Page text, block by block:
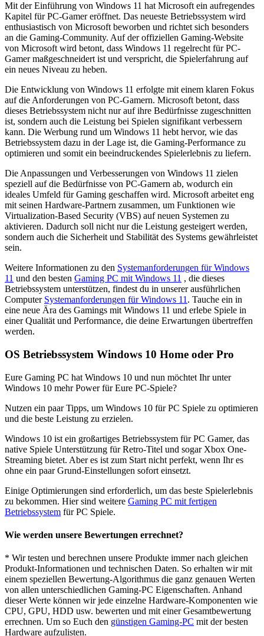
Mit der Einführung von Windows 11 hat Microsoft ein aufregendes
Kapitel für PC-Gamer eröffnet. Das neueste Betriebssystem wird
enthusiastisch von Microsoft beworben und richtet sich besonders
an die Gaming-Community. Auf der offiziellen Gaming-Website
von Microsoft wird betont, dass Windows 11 regelrecht für PC-
Gamer maßgeschneidert ist und verspricht, die Spielerfahrung auf
ein neues Niveau zu heben.
Die Entwicklung von Windows 11 erfolgte mit einem klaren Fokus
auf die Anforderungen von PC-Gamern. Microsoft betont, dass
dieses Betriebssystem nicht nur auf ihre Bedürfnisse zugeschnitten
ist, sondern auch die Leistung bei Spielen signifikant verbessern
kann. Die Werbung rund um Windows 11 hebt hervor, wie das
Betriebssystem dazu in der Lage ist, die Gaming-Performance zu
optimieren und somit ein beeindruckendes Spielerlebnis zu liefern.
Die Anpassungen und Verbesserungen von Windows 11 zielen
speziell auf die Bedürfnisse von PC-Gamern ab, wodurch ein
ideales Umfeld für Gaming geschaffen wird. Microsoft arbeitet eng
mit seinen Hardware-Partnern zusammen, um Funktionen wie
Virtualization-Based Security (VBS) auf neuen Systemen zu
aktivieren. Dadurch soll nicht nur die Leistung gesteigert werden,
sondern auch die Sicherheit und Stabilität des Systems gewährleistet
sein.
Weitere Informationen zu den Systemanforderungen für Windows
11 und den besten Gaming PC mit Windows 11 , die dieses
Betriebssystem unterstützen, findest du in unserer ausführlichen
Computer Systemanforderungen für Windows 11 . Tauche ein in
eine neue Ära des Gamings mit Windows 11 und erlebe Spiele in
einer Qualität und Performance, die deine Erwartungen übertreffen
werden.
OS Betriebssystem Windows 10 Home oder Pro
Eure Gaming PC hat Windows 10 und nun möchtet Ihr unter
Windows 10 mehr Power für Eure PC-Spiele?
Nutzen ein paar Tipps, um Windows 10 für PC Spiele zu optimieren
und die beste Leistung zu erzielen.
Windows 10 ist ein großartiges Betriebssystem für PC Gamer, das
native Spiele Unterstützung für Retro-Titel und sogar Xbox One-
Streaming bietet. Aber es ist zum Start nicht perfekt, wenn Ihr es
ohne ein paar Grund-Einstellungen sofort einsetzt.
Einige Optimierungen sind erforderlich, um das beste Spielerlebnis
zu bekommen. Hier sind weitere Gaming PC mit fertigen
Betriebssystem für PC Spiele.
Wie werden unsere Bewertungen errechnet?
* Wir testen und berechnen unsere Produkte immer nach gleichen
Produkt-Informationen und technischen Daten. So erhalten wir mit
einem speziellen Bewertung-Algorithmus die ganz genauen Werten
von allen unterschiedlichen Gaming-PC Eigenschaften. Anhand
dieser Werte können wir jede einzelne Hardware-Komponenten wie
CPU, GPU, HDD usw. bewerten und mit einer Gesamtbewertung
errechnen. Um so Euch den günstigen Gaming-PC mit der besten
Hardware aufzulisten.